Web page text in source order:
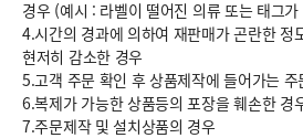
경우 (예시 : 라벨이 떨어진 의류 또는 태그
4.시간의 경과에 의하여 재판매가 곤란한 정
현저히 감소한 경우
5.고객 주문 확인 후 상품제작에 들어가는
6.복제가 가능한 상품등의 포장을 훼손한 경
7.주문제작 및 설치상품의 경우